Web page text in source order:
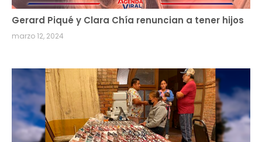
Gerard Piqué y Clara Chía renuncian a tener hijos
marzo 12, 2024